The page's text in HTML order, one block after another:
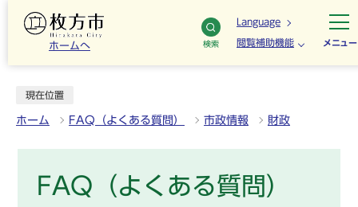
ホームへ 検索
Language
閲覧補助機能 メニュー
現在位置
ホーム FAQ（よくある質問） 市政情報 財政
FAQ（よくある質問）